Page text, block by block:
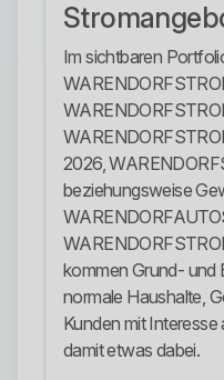
Im sichtbaren
2026,
beziehungsweise
kommen Grund- und
normale Haushalte,
Kunden mit
damit etwas dabei.